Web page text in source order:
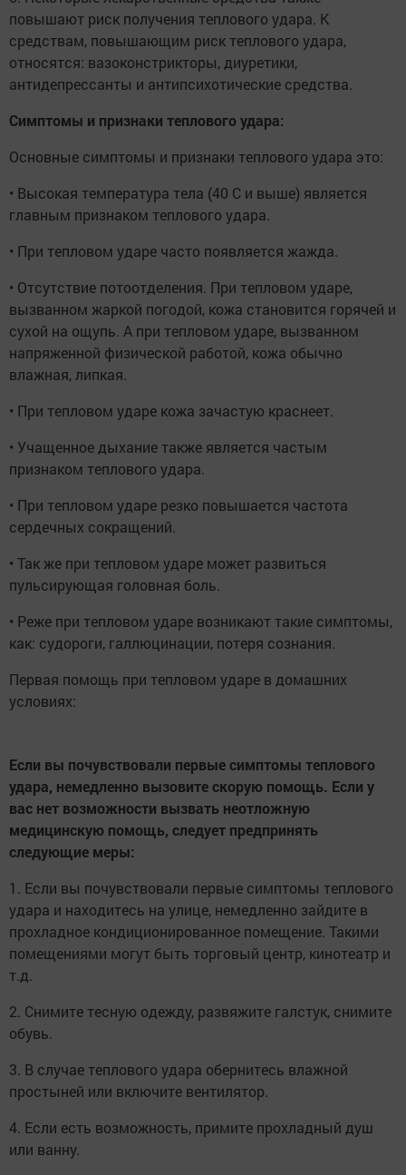
повышают риск получения теплового удара. К
средствам, повышающим риск теплового удара,
относятся: вазоконстрикторы, диуретики,
антидепрессанты и антипсихотические средства.
Симптомы и признаки теплового удара:
Основные симптомы и признаки теплового удара это:
• Высокая температура тела (40 С и выше) является
главным признаком теплового удара.
• При тепловом ударе часто появляется жажда.
• Отсутствие потоотделения. При тепловом ударе,
вызванном жаркой погодой, кожа становится горячей и
сухой на ощупь. А при тепловом ударе, вызванном
напряженной физической работой, кожа обычно
влажная, липкая.
• При тепловом ударе кожа зачастую краснеет.
• Учащенное дыхание также является частым
признаком теплового удара.
• При тепловом ударе резко повышается частота
сердечных сокращений.
• Так же при тепловом ударе может развиться
пульсирующая головная боль.
• Реже при тепловом ударе возникают такие симптомы,
как: судороги, галлюцинации, потеря сознания.
Первая помощь при тепловом ударе в домашних
условиях:
Если вы почувствовали первые симптомы теплового
удара, немедленно вызовите скорую помощь. Если у
вас нет возможности вызвать неотложную
медицинскую помощь, следует предпринять
следующие меры:
1. Если вы почувствовали первые симптомы теплового
удара и находитесь на улице, немедленно зайдите в
прохладное кондиционированное помещение. Такими
помещениями могут быть торговый центр, кинотеатр и
т.д.
2. Снимите тесную одежду, развяжите галстук, снимите
обувь.
3. В случае теплового удара обернитесь влажной
простыней или включите вентилятор.
4. Если есть возможность, примите прохладный душ
или ванну.